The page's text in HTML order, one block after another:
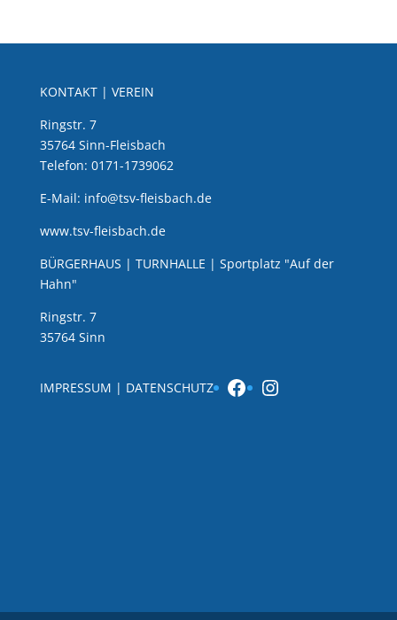
KONTAKT | VEREIN
Ringstr. 7
35764 Sinn-Fleisbach
Telefon: 0171-1739062
E-Mail: info@tsv-fleisbach.de
www.tsv-fleisbach.de
BÜRGERHAUS | TURNHALLE | Sportplatz "Auf der
Hahn"
Ringstr. 7
35764 Sinn
IMPRESSUM | DATENSCHUTZ Facebook
Instagram